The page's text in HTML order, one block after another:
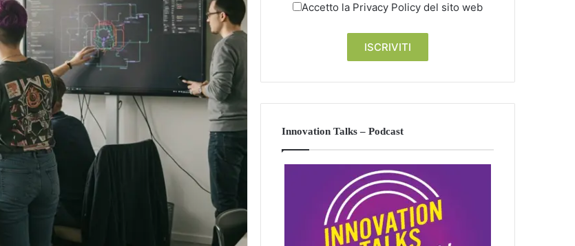
Accetto la Privacy Policy del sito web
Innovation Talks – Podcast